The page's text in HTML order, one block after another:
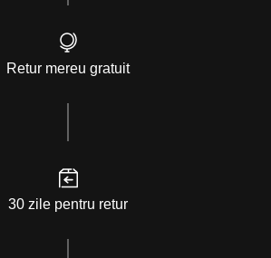
Retur mereu gratuit
30 zile pentru retur